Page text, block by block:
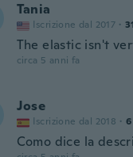
Tania
Iscrizione dal 2017 ·
The elastic isn't
circa 5 anni fa
Jose
Iscrizione dal 2018 · 6
Como dice la